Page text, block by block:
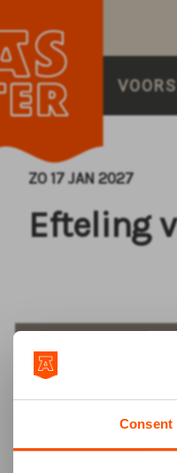
Consent
ZO 17 JAN 2027
Efteling